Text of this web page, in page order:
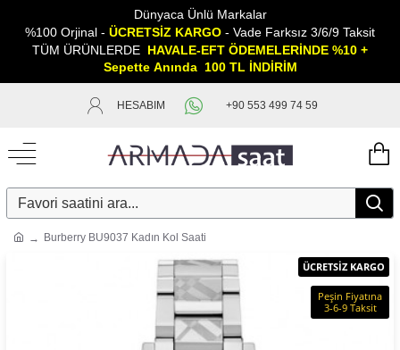
Dünyaca Ünlü Markalar
%100 Orjinal - ÜCRETSİZ KARGO - Vade Farksız 3/6/9 Taksit
TÜM ÜRÜNLERDE HAVALE-EFT ÖDEMELERİNDE %10 +
Sepette Anında 100 TL İNDİRİM
HESABIM +90 553 499 74 59
Burberry BU9037 Kadın Kol Saati
ÜCRETSİZ KARGO
Peşin Fiyatına
3-6-9 Taksit